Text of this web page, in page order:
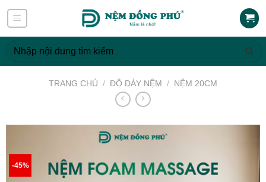
Skip
content
kiếm:
TRANG CHỦ / ĐỘ DÀY NỆM / NỆM 20CM
-45%